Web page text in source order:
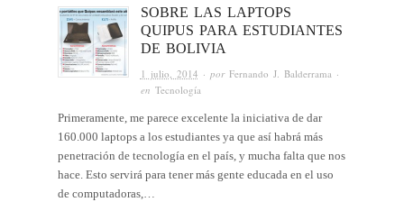
SOBRE LAS LAPTOPS
QUIPUS PARA ESTUDIANTES
DE BOLIVIA
1 julio, 2014 · por Fernando J. Balderrama·
en Tecnología
Primeramente, me parece excelente la iniciativa de dar
160.000 laptops a los estudiantes ya que así habrá más
penetración de tecnología en el país, y mucha falta que nos
hace. Esto servirá para tener más gente educada en el uso
de computadoras,…